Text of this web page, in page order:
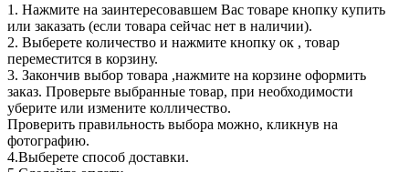
1. Нажмите на заинтересовавшем Вас товаре кнопку купить
или заказать (если товара сейчас нет в наличии).
2. Выберете количество и нажмите кнопку ок , товар
переместится в корзину.
3. Закончив выбор товара ,нажмите на корзине оформить
заказ. Проверьте выбранные товар, при необходимости
уберите или измените колличество.
Проверить правильность выбора можно, кликнув на
фотографию.
4.Выберете способ доставки.